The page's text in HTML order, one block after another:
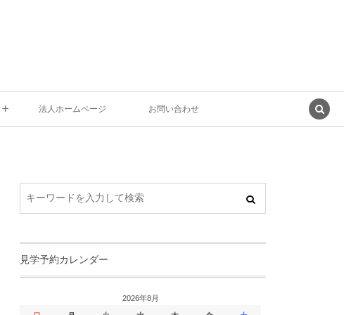
法人ホームページ お問い合わせ
見学予約カレンダー
2026年8月